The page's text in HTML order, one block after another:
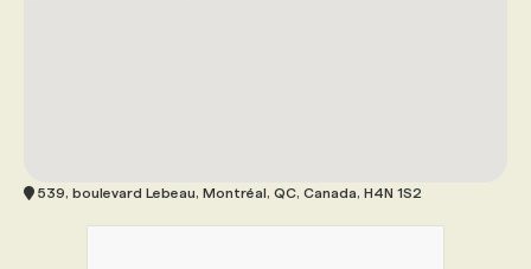
539, boulevard Lebeau, Montréal, QC, Canada, H4N 1S2